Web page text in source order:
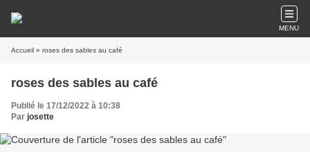
MENU
Accueil » roses des sables au café
roses des sables au café
Publié le 17/12/2022 à 10:38
Par josette